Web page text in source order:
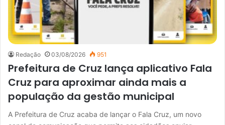
Redação 03/08/2026 951
Prefeitura de Cruz lança aplicativo Fala
Cruz para aproximar ainda mais a
população da gestão municipal
A Prefeitura de Cruz acaba de lançar o Fala Cruz, um novo